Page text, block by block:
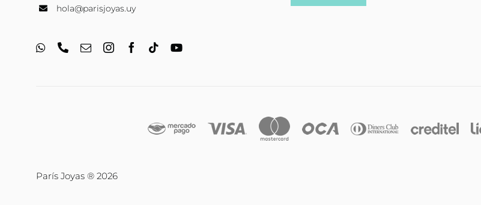
hola@parisjoyas.uy
París Joyas ® 2026